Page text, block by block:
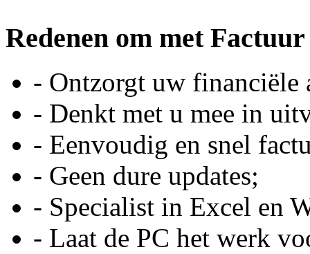
Redenen om met
- Ontzorgt uw financiële
- Denkt met u mee in
- Eenvoudig en snel
- Geen dure updates;
- Specialist in Excel en
- Laat de PC het werk